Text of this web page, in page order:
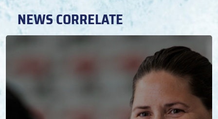
NEWS CORRELATE